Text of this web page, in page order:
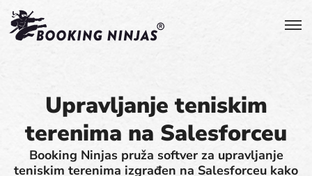
Upravljanje teniskim
terenima na Salesforceu
Booking Ninjas pruža softver za upravljanje
teniskim terenima izgrađen na Salesforceu kako